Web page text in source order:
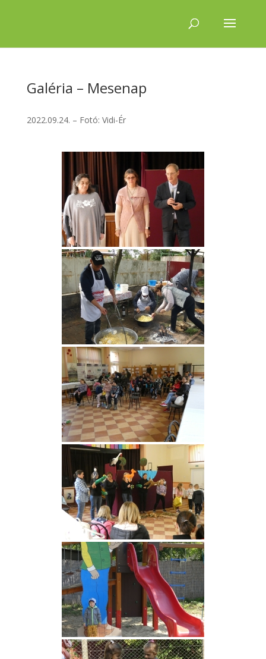
Galéria – Mesenap
2022.09.24. – Fotó: Vidi-Ér